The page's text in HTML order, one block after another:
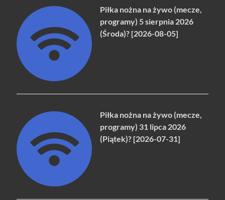
Piłka nożna na żywo (mecze,
programy) 5 sierpnia 2026
(Środa)? [2026-08-05]
Piłka nożna na żywo (mecze,
programy) 31 lipca 2026
(Piątek)? [2026-07-31]